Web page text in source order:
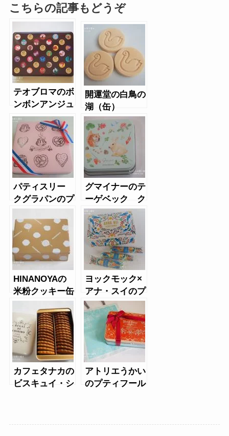
こちらの記事もどうぞ
テオブロマのボ
ンボンアンジュ
（クッキー缶）
開運堂の白鳥の
湖（缶）
パティスリー
クグラパンのプ
ティフール缶
グマイナーのテ
ーゲベック ク
ライネリーベ缶
HINANOYAの
米粉クッキー缶
ヨックモック×
アナ・スイのプ
ティシガール缶
カフェタナカの
ビスキュイ・シ
アトリエうかい
のプティフール